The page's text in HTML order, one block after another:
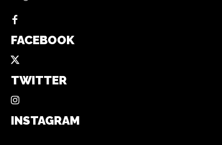
FACEBOOK
TWITTER
INSTAGRAM